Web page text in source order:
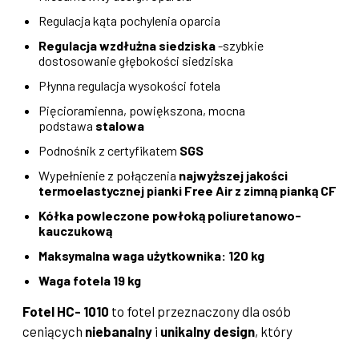
Regulacja kąta pochylenia oparcia
Regulacja wzdłużna siedziska-szybkie
dostosowanie głębokości siedziska
Płynna regulacja wysokości fotela
Pięcioramienna, powiększona, mocna
podstawa stalowa
Podnośnik z certyfikatem SGS
Wypełnienie z połączenia najwyższej jakości
termoelastycznej pianki Free Air z zimną pianką CF
Kółka powleczone powłoką poliuretanowo-
kauczukową
Maksymalna waga użytkownika: 120 kg
Waga fotela 19 kg
Fotel HC- 1010 to fotel przeznaczony dla osób
ceniących niebanalny i unikalny design, który